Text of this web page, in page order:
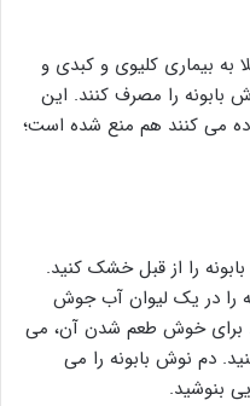
به بیماری کلیوی و کبدی و
بابونه را مصرف کنند. این
می کنند هم منع شده است؛
را از قبل خشک کنید.
در یک لیوان آب جوش
دقیقه دم بکشد. برای خوش طعم شدن آن، می
دم نوش بابونه را می